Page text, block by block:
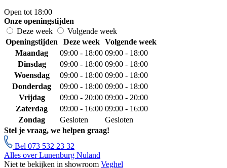
Open tot 18:00
Onze openingstijden
Deze week
Volgende week
Openingstijden
Deze week
Volgende week
Maandag
09:00 - 18:00 09:00 - 18:00
Dinsdag
09:00 - 18:00 09:00 - 18:00
Woensdag
09:00 - 18:00 09:00 - 18:00
Donderdag
09:00 - 18:00 09:00 - 18:00
Vrijdag
09:00 - 20:00 09:00 - 20:00
Zaterdag
09:00 - 16:00 09:00 - 16:00
Zondag
Gesloten
Gesloten
Stel je vraag, we helpen graag!
Bel 073 532 23 32
Alles over Lunenburg Nuland
Niet te bekijken in showroom Veghel